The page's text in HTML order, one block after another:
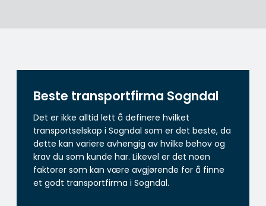
Beste transportfirma Sogndal
Det er ikke alltid lett å definere hvilket
transportselskap i Sogndal som er det beste, da
dette kan variere avhengig av hvilke behov og
krav du som kunde har. Likevel er det noen
faktorer som kan være avgjørende for å finne
et godt transportfirma i Sogndal.